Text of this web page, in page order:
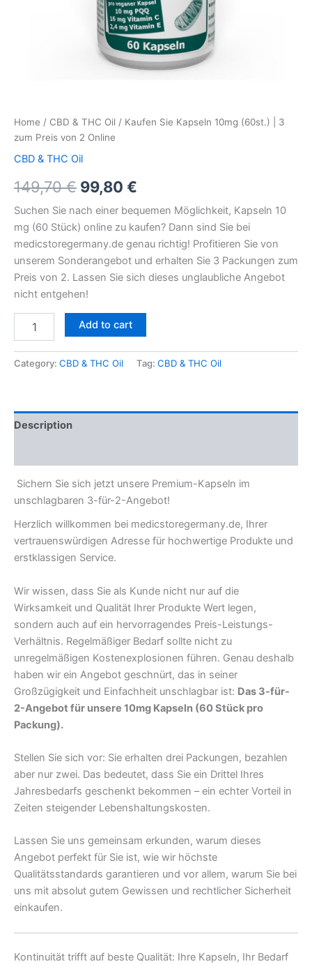
Home / CBD & THC Oil / Kaufen Sie Kapseln 10mg (60st.) | 3
zum Preis von 2 Online
CBD & THC Oil
149,70€ 99,80 €
Suchen Sie nach einer bequemen Möglichkeit, Kapseln 10
mg (60 Stück) online zu kaufen? Dann sind Sie bei
medicstoregermany.de genau richtig! Profitieren Sie von
unserem Sonderangebot und erhalten Sie 3 Packungen zum
Preis von 2. Lassen Sie sich dieses unglaubliche Angebot
nicht entgehen!
Add to cart
Category: CBD & THC Oil Tag: CBD & THC Oil
Description
Sichern Sie sich jetzt unsere Premium-Kapseln im
unschlagbaren 3-für-2-Angebot!
Herzlich willkommen bei medicstoregermany.de, Ihrer
vertrauenswürdigen Adresse für hochwertige Produkte und
erstklassigen Service.
Wir wissen, dass Sie als Kunde nicht nur auf die
Wirksamkeit und Qualität Ihrer Produkte Wert legen,
sondern auch auf ein hervorragendes Preis-Leistungs-
Verhältnis. Regelmäßiger Bedarf sollte nicht zu
unregelmäßigen Kostenexplosionen führen. Genau deshalb
haben wir ein Angebot geschnürt, das in seiner
Großzügigkeit und Einfachheit unschlagbar ist: Das 3-für-
2-Angebot für unsere 10mg Kapseln (60 Stück pro
Packung).
Stellen Sie sich vor: Sie erhalten drei Packungen, bezahlen
aber nur zwei. Das bedeutet, dass Sie ein Drittel Ihres
Jahresbedarfs geschenkt bekommen – ein echter Vorteil in
Zeiten steigender Lebenshaltungskosten.
Lassen Sie uns gemeinsam erkunden, warum dieses
Angebot perfekt für Sie ist, wie wir höchste
Qualitätsstandards garantieren und vor allem, warum Sie bei
uns mit absolut gutem Gewissen und rechtlicher Sicherheit
einkaufen.
Kontinuität trifft auf beste Qualität: Ihre Kapseln, Ihr Bedarf